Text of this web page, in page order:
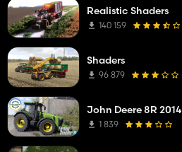
Realistic Shaders
140 159
Shaders
96 879
John Deere 8R 2014
1 839